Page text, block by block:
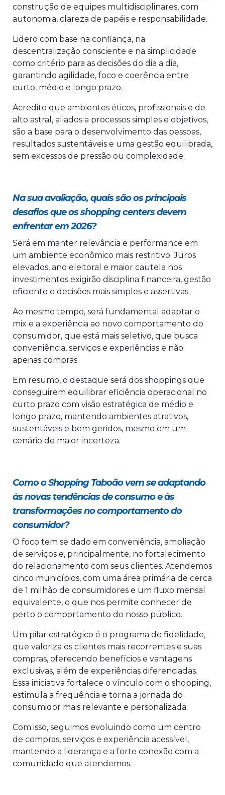
construção de equipes multidisciplinares, com
autonomia, clareza de papéis e responsabilidade.
Lidero com base na confiança, na
descentralização consciente e na simplicidade
como critério para as decisões do dia a dia,
garantindo agilidade, foco e coerência entre
curto, médio e longo prazo.
Acredito que ambientes éticos, profissionais e de
alto astral, aliados a processos simples e objetivos,
são a base para o desenvolvimento das pessoas,
resultados sustentáveis e uma gestão equilibrada,
sem excessos de pressão ou complexidade.
Na sua avaliação, quais são os principais
desafios que os shopping centers devem
enfrentar em 2026?
Será em manter relevância e performance em
um ambiente econômico mais restritivo. Juros
elevados, ano eleitoral e maior cautela nos
investimentos exigirão disciplina financeira, gestão
eficiente e decisões mais simples e assertivas.
Ao mesmo tempo, será fundamental adaptar o
mix e a experiência ao novo comportamento do
consumidor, que está mais seletivo, que busca
conveniência, serviços e experiências e não
apenas compras.
Em resumo, o destaque será dos shoppings que
conseguirem equilibrar eficiência operacional no
curto prazo com visão estratégica de médio e
longo prazo, mantendo ambientes atrativos,
sustentáveis e bem geridos, mesmo em um
cenário de maior incerteza.
Como o Shopping Taboão vem se adaptando
às novas tendências de consumo e às
transformações no comportamento do
consumidor?
O foco tem se dado em conveniência, ampliação
de serviços e, principalmente, no fortalecimento
do relacionamento com seus clientes. Atendemos
cinco municípios, com uma área primária de cerca
de 1 milhão de consumidores e um fluxo mensal
equivalente, o que nos permite conhecer de
perto o comportamento do nosso público.
Um pilar estratégico é o programa de fidelidade,
que valoriza os clientes mais recorrentes e suas
compras, oferecendo benefícios e vantagens
exclusivas, além de experiências diferenciadas.
Essa iniciativa fortalece o vínculo com o shopping,
estimula a frequência e torna a jornada do
consumidor mais relevante e personalizada.
Com isso, seguimos evoluindo como um centro
de compras, serviços e experiência acessível,
mantendo a liderança e a forte conexão com a
comunidade que atendemos.